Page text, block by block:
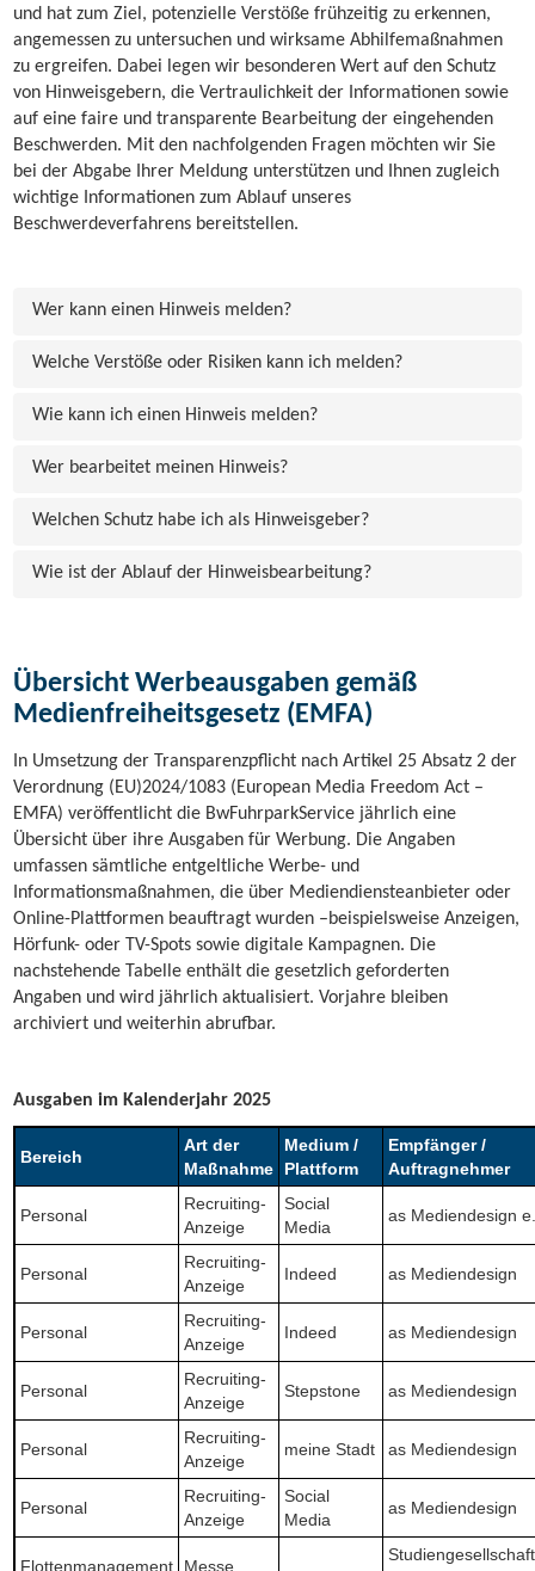
und hat zum Ziel, potenzielle Verstöße frühzeitig zu erkennen,
angemessen zu untersuchen und wirksame Abhilfemaßnahmen
zu ergreifen. Dabei legen wir besonderen Wert auf den Schutz
von Hinweisgebern, die Vertraulichkeit der Informationen sowie
auf eine faire und transparente Bearbeitung der eingehenden
Beschwerden. Mit den nachfolgenden Fragen möchten wir Sie
bei der Abgabe Ihrer Meldung unterstützen und Ihnen zugleich
wichtige Informationen zum Ablauf unseres
Beschwerdeverfahrens bereitstellen.
Wer kann einen Hinweis melden?
Welche Verstöße oder Risiken kann ich melden?
Wie kann ich einen Hinweis melden?
Wer bearbeitet meinen Hinweis?
Welchen Schutz habe ich als Hinweisgeber?
Wie ist der Ablauf der Hinweisbearbeitung?
Übersicht Werbeausgaben gemäß
Medienfreiheitsgesetz (EMFA)
In Umsetzung der Transparenzpflicht nach Artikel 25 Absatz 2 der
Verordnung (EU)2024/1083 (European Media Freedom Act –
EMFA) veröffentlicht die BwFuhrparkService jährlich eine
Übersicht über ihre Ausgaben für Werbung. Die Angaben
umfassen sämtliche entgeltliche Werbe- und
Informationsmaßnahmen, die über Mediendiensteanbieter oder
Online-Plattformen beauftragt wurden –beispielsweise Anzeigen,
Hörfunk- oder TV-Spots sowie digitale Kampagnen. Die
nachstehende Tabelle enthält die gesetzlich geforderten
Angaben und wird jährlich aktualisiert. Vorjahre bleiben
archiviert und weiterhin abrufbar.
Ausgaben im Kalenderjahr 2025
Bereich
Art der
Maßnahme
Medium /
Plattform
Empfänger /
Auftragnehmer
Personal
Recruiting-
Anzeige
Social
Media
as Mediendesign
Personal
Recruiting-
Anzeige
Indeed as Mediendesign
Personal
Recruiting-
Anzeige
Indeed as Mediendesign
Personal
Recruiting-
Anzeige
Stepstone as Mediendesign
Personal
Recruiting-
Anzeige
meine Stadt as Mediendesign
Personal
Recruiting-
Anzeige
Social
Media
as Mediendesign
Flottenmanagement Messe